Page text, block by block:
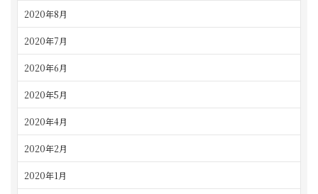
2020年8月
2020年7月
2020年6月
2020年5月
2020年4月
2020年2月
2020年1月